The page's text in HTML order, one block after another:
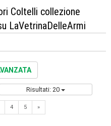
Coltelli collezione
LaVetrinaDelleArmi
Risultati: 20
4 5 »Next